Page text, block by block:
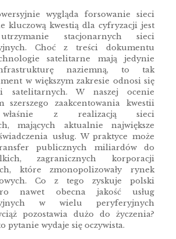
wygląda forsowanie sieci
kluczową kwestią dla cyfryzacji jest
stacjonarnych sieci
Choć z treści dokumentu
satelitarne mają jedynie
naziemną, to tak
w większym zakresie odnosi się
satelitarnych. W naszej ocenie
zaakcentowania kwestii
właśnie z realizacją sieci
mających aktualnie największe
usług. W praktyce może
publicznych miliardów do
zagranicznych korporacji
które zmonopolizowały rynek
Co z tego zyskuje polski
nawet obecna jakość usług
w wielu peryferyjnych
pozostawia dużo do życzenia?
pytanie wydaje się oczywista.